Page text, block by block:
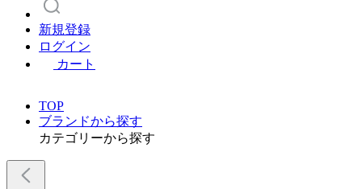
新規登録
ログイン
カート
TOP
ブランドから探す
カテゴリーから探す